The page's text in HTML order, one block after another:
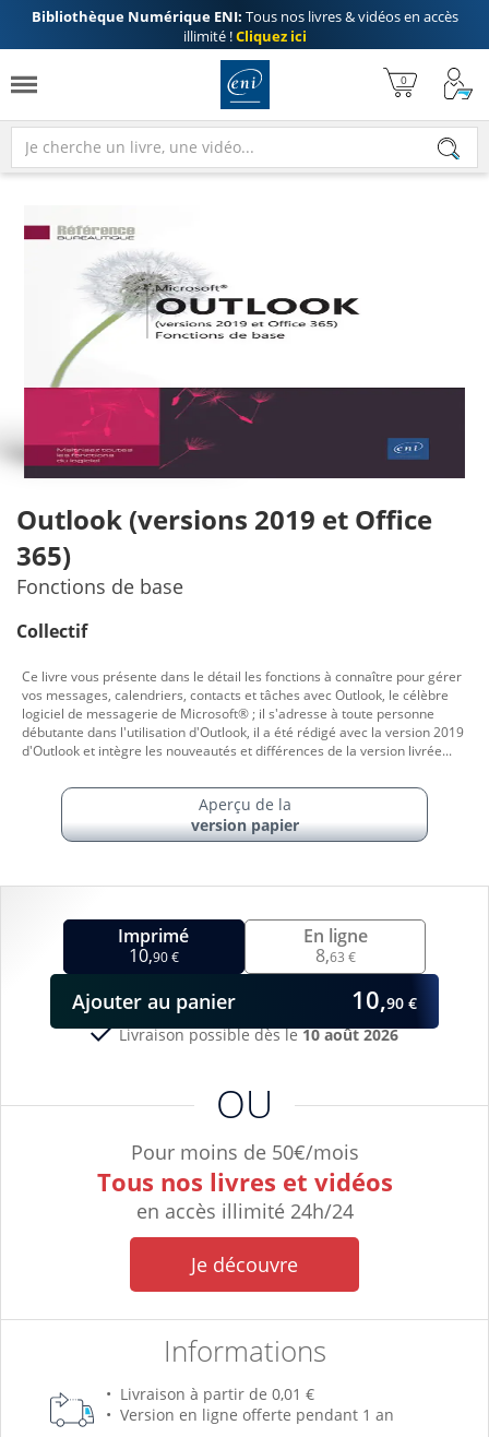
Bibliothèque Numérique ENI: Tous nos livres & vidéos en accès
illimité !Cliquez ici
Outlook (versions 2019 et Office
365)
Fonctions de base
Collectif
Imprimé
10,90 €
OU
Pour moins de 50€/mois
Tous nos livres et vidéos
en accès illimité 24h/24
Je découvre
Informations
Livraison possible dès le10 août 2026
Livraison à partir de 0,01 €
Version en ligne offerte pendant 1 an
En ligne
8,63 €
Ajouter au panier 10,90 €
Ce livre vous présente dans le détail les fonctions à connaître pour gérer
vos messages, calendriers, contacts et tâches avec Outlook, le célèbre
logiciel de messagerie de Microsoft® ; il s'adresse à toute personne
débutante dans l'utilisation d'Outlook, il a été rédigé avec la version 2019
d'Outlook et intègre les nouveautés et différences de la version livrée...
Aperçu de la
version papier